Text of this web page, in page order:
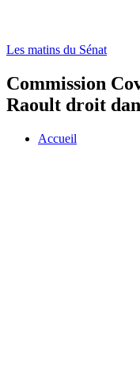
Les matins du Sénat
Commission
Raoult droit
Accueil